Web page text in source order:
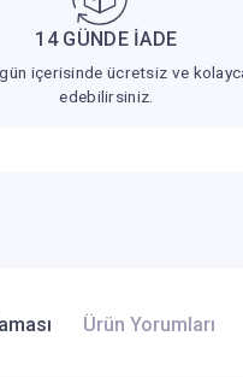
14 GÜNDE İADE
içerisinde ücretsiz ve
edebilirsiniz.
Ürün Yorumları